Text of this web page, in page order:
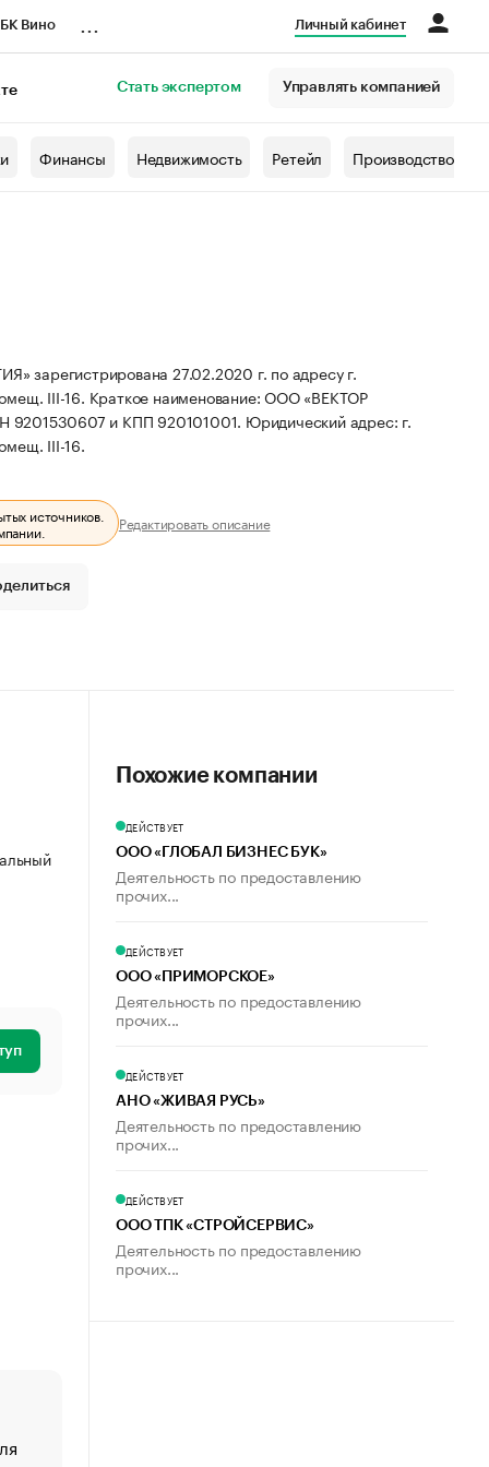
Вино Личный кабинет
Стать экспертом Управлять компанией
Финансы Недвижимость Ретейл Производство
27.02.2020 г. по адресу г.
III-16. Краткое наименование: ООО «ВЕКТОР
9201530607 и КПП 920101001. Юридический адрес: г.
III-16.
источников. Редактировать описание
Похожие компании
ДЕЙСТВУЕТ
ООО «ГЛОБАЛ БИЗНЕС БУК»
Деятельность по предоставлению
прочих...
ДЕЙСТВУЕТ
ООО «ПРИМОРСКОЕ»
Деятельность по предоставлению
прочих...
ДЕЙСТВУЕТ
АНО «ЖИВАЯ РУСЬ»
Деятельность по предоставлению
прочих...
ДЕЙСТВУЕТ
ООО ТПК «СТРОЙСЕРВИС»
Деятельность по предоставлению
прочих...